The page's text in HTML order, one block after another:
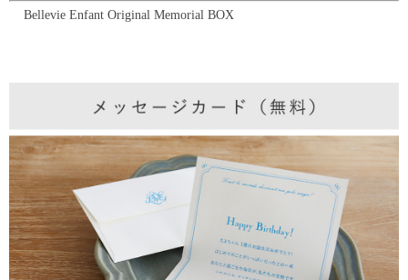
Bellevie Enfant Original Memorial BOX